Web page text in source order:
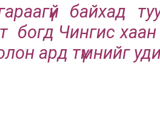
байхад
богд Чингис
ард түмнийг